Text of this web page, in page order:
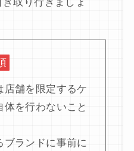
店舗を限定するケ
を行わないこと
ブランドに事前に